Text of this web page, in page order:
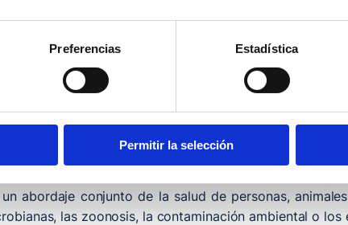
Preferencias Estadística
Permitir la selección
el próximo 4 de junio la III Jornada ‘One Health
a expertos, responsables públicos y
desde una perspectiva integral y coordinada.
y patrocina Pfizer, se celebrará a partir de
es libre, previa inscripción en el siguiente enlace:
III
‘One Health’, (Una sola Salud), impulsado por
abordaje conjunto de la salud de personas,
las zoonosis, la contaminación ambiental o